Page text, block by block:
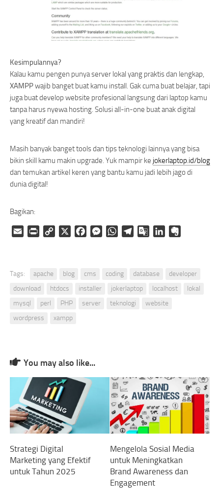
Kesimpulannya?
Kalau kamu pengen punya server lokal yang praktis dan lengkap,
XAMPPwajib banget buat kamu install. Gak cuma buat belajar, tapi
juga buat develop website profesional langsung dari laptop kamu
tanpa harus nyewa hosting. Solusi all-in-one buat anak digital
yang kreatif dan mandiri!
Masih banyak banget tools dan tips teknologi lainnya yang bisa
bikin skill kamu makin upgrade. Yuk mampir ke jokerlaptop.id/blog
dan temukan artikel keren yang bantu kamu jadi lebih jago di
dunia digital!
Bagikan:
Email Print
Copy
FacebookMessengerWhatsAppTelegramGoogleLinkedIn
Tags: apache blog cms coding database
developer
download
htdocs installer jokerlaptop localhost
lokal
mysql
perl PHP server teknologi
website
wordpress
xampp
You may also like...
Strategi Digital
Marketing yang Efektif
untuk Tahun 2025
Mengelola Sosial Media
untuk Meningkatkan
Brand Awareness dan
Engagement